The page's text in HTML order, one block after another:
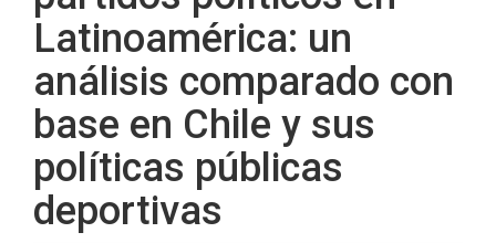
Latinoamérica: un
análisis comparado con
base en Chile y sus
políticas públicas
deportivas